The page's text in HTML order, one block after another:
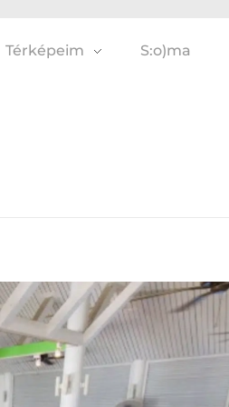
Térképeim S:o)ma